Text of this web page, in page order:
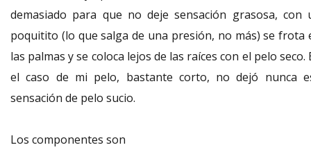
demasiado para que no deje sensación grasosa, con
poquitito (lo que salga de una presión, no más) se frota
las palmas y se coloca lejos de las raíces con el pelo seco.
el caso de mi pelo, bastante corto, no dejó nunca
sensación de pelo sucio.
Los componentes son